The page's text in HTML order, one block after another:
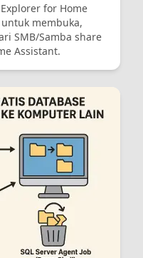
for Home
membuka,
SMB/Samba share
Assistant.